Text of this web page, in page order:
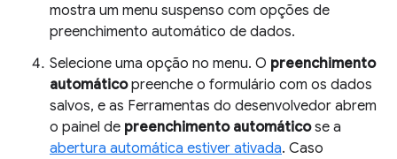
mostra um menu suspenso com opções de
preenchimento automático de dados.
Selecione uma opção no menu. O preenchimento
automáticopreenche o formulário com os dados
salvos, e as Ferramentas do desenvolvedor abrem
o painel de preenchimento automáticose a
abertura automática estiver ativada. Caso